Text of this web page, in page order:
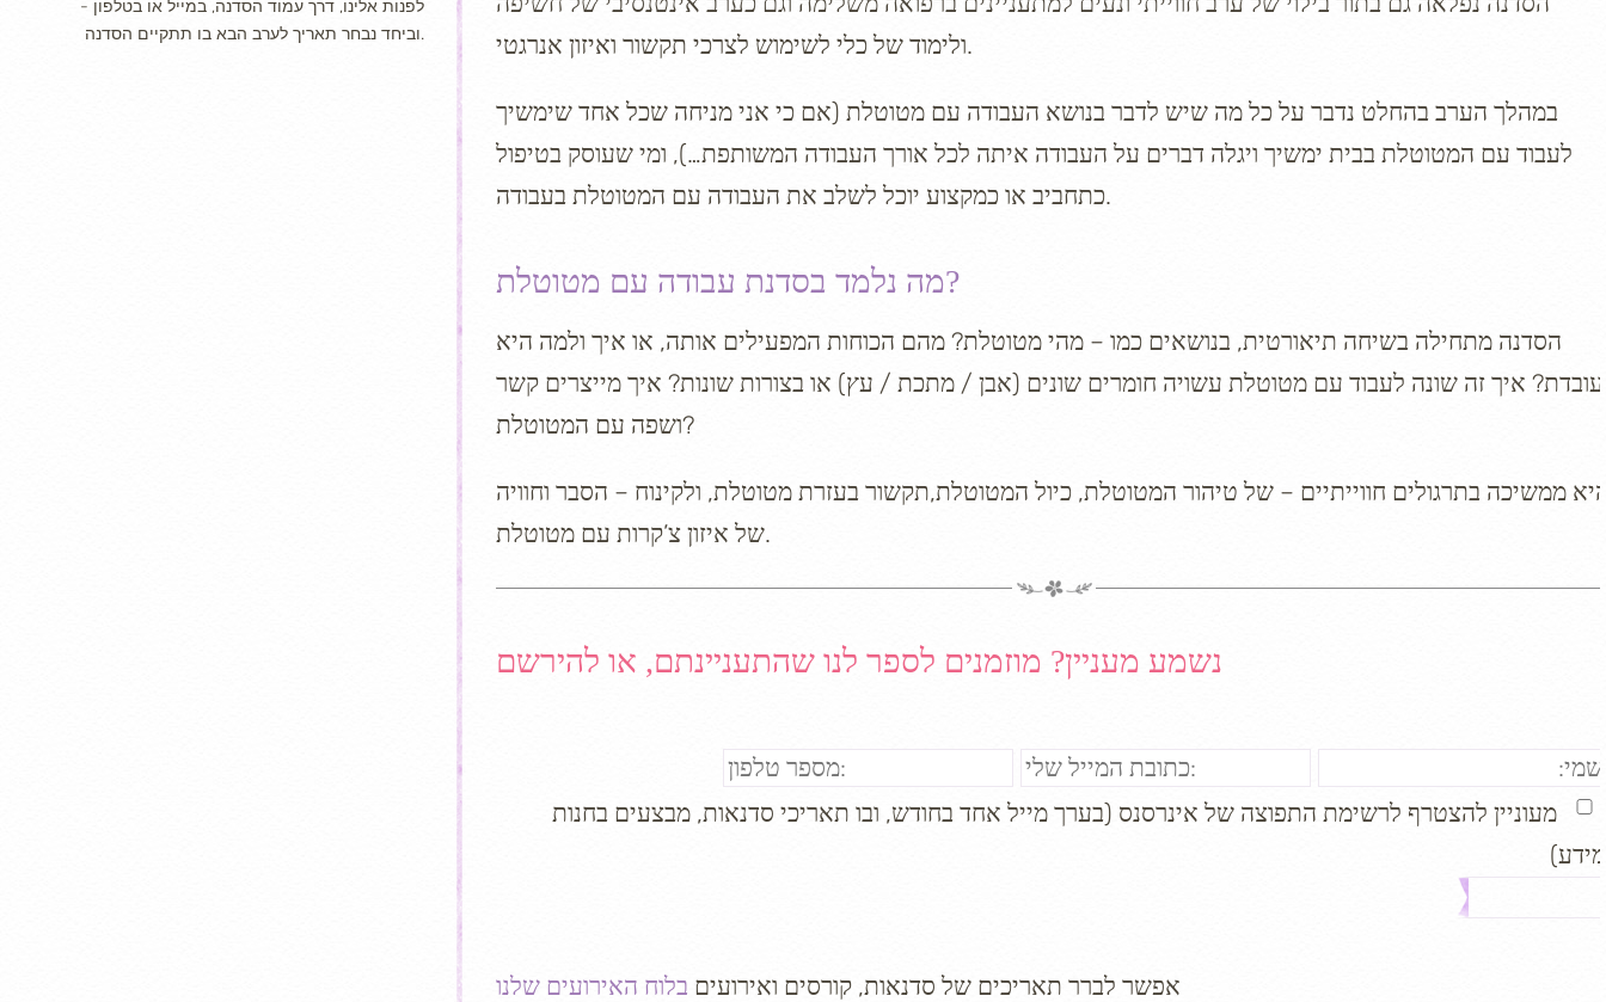
ולימוד של כלי לשימוש לצרכי תקשור ואיזון אנרגטי.
במהלך הערב בהחלט נדבר על כל מה שיש לדבר בנושא העבודה עם מטוטלת (אם כי אני מניחה שכל אחד שימשיך
לעבוד עם המטוטלת בבית ימשיך ויגלה דברים על העבודה איתה לכל אורך העבודה המשותפת…), ומי שעוסק בטיפול
כתחביב או כמקצוע יוכל לשלב את העבודה עם המטוטלת בעבודה.
מה נלמד בסדנת עבודה עם מטוטלת?
הסדנה מתחילה בשיחה תיאורטית, בנושאים כמו – מהי מטוטלת? מהם הכוחות המפעילים אותה, או איך ולמה היא
עובדת? איך זה שונה לעבוד עם מטוטלת עשויה חומרים שונים (אבן / מתכת / עץ) או בצורות שונות? איך מייצרים קשר
ושפה עם המטוטלת?
ממשיכה בתרגולים חווייתיים – של טיהור המטוטלת, כיול המטוטלת,תקשור בעזרת מטוטלת, ולקינוח – הסבר וחוויה
של איזון צ’קרות עם מטוטלת.
נשמע מעניין? מוזמנים לספר לנו שהתעניינתם, או להירשם
מעוניין להצטרף לרשימת התפוצה של אינרסנס (בערך מייל אחד בחודש, ובו תאריכי סדנאות, מבצעים בחנות
אפשר לברר תאריכים של סדנאות, קורסים ואירועים בלוח האירועים שלנו
לפנות אלינו, דרך עמוד הסדנה, במייל או בטלפון -
וביחד נבחר תאריך לערב הבא בו תתקיים הסדנה.